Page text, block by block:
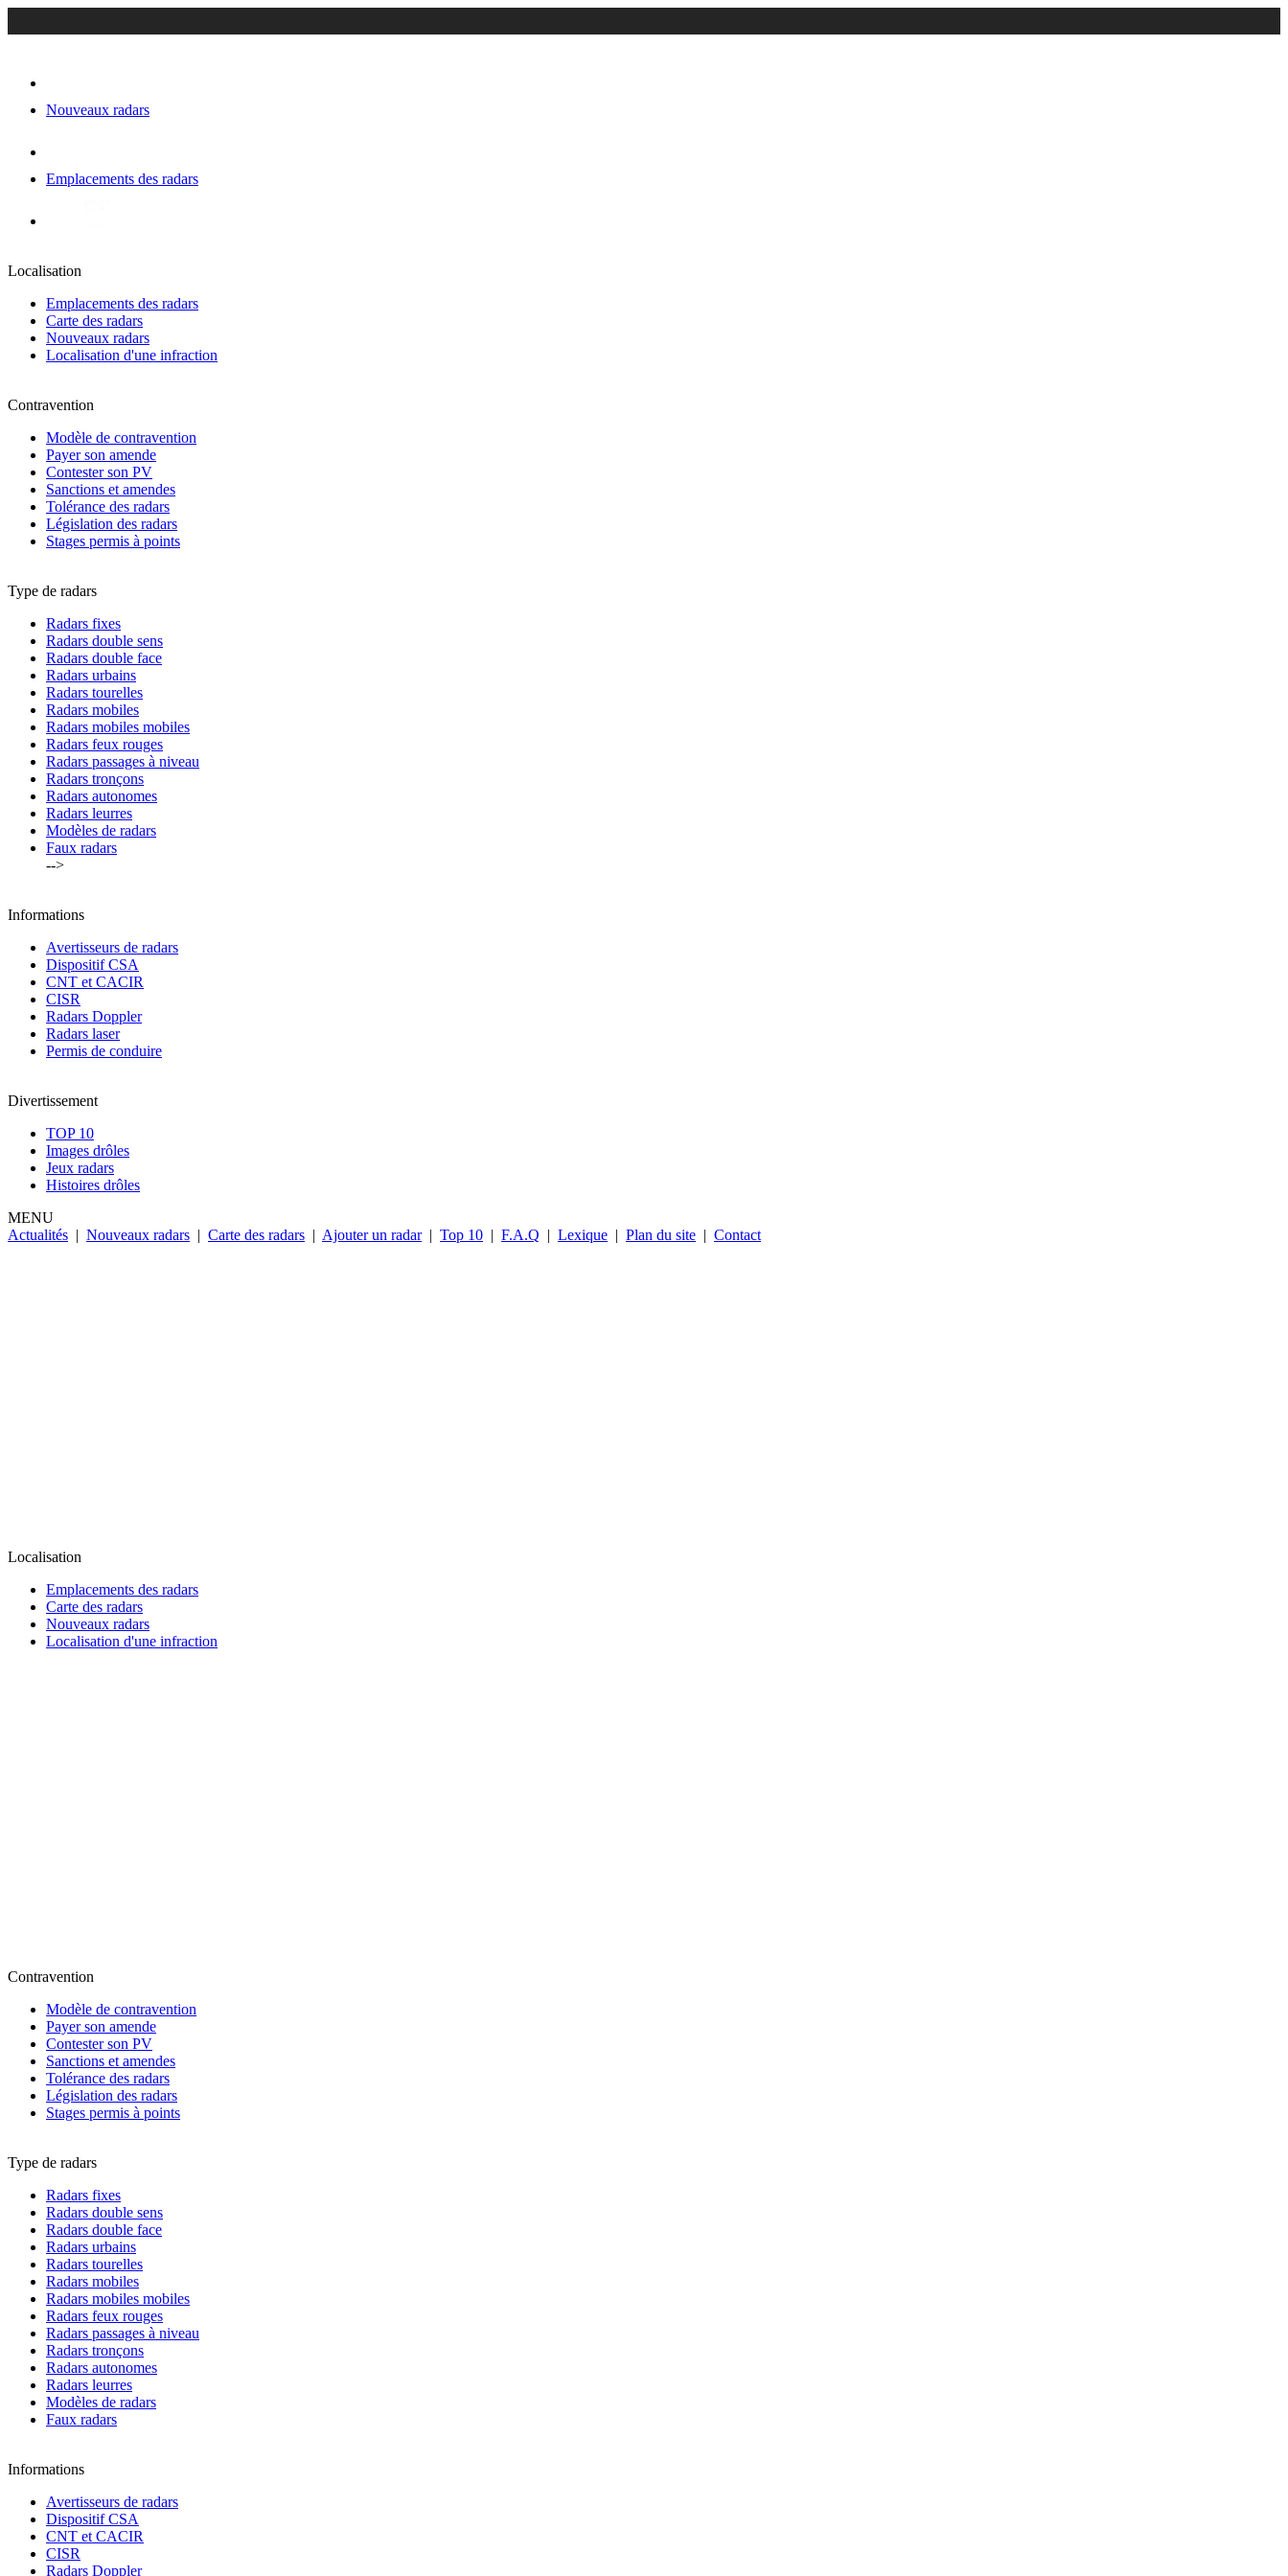
Nouveaux radars
Emplacements des radars
Localisation
Emplacements des radars
Carte des radars
Nouveaux radars
Localisation d'une infraction
Contravention
Modèle de contravention
Payer son amende
Contester son PV
Sanctions et amendes
Tolérance des radars
Législation des radars
Stages permis à points
Type de radars
Radars fixes
Radars double sens
Radars double face
Radars urbains
Radars tourelles
Radars mobiles
Radars mobiles mobiles
Radars feux rouges
Radars passages à niveau
Radars tronçons
Radars autonomes
Radars leurres
Modèles de radars
Faux radars
-->
Informations
Avertisseurs de radars
Dispositif CSA
CNT et CACIR
CISR
Radars Doppler
Radars laser
Permis de conduire
Divertissement
TOP 10
Images drôles
Jeux radars
Histoires drôles
MENU
Actualités | Nouveaux radars | Carte des radars | Ajouter un radar | Top 10 | F.A.Q | Lexique | Plan du site | Contact
Localisation
Emplacements des radars
Carte des radars
Nouveaux radars
Localisation d'une infraction
Contravention
Modèle de contravention
Payer son amende
Contester son PV
Sanctions et amendes
Tolérance des radars
Législation des radars
Stages permis à points
Type de radars
Radars fixes
Radars double sens
Radars double face
Radars urbains
Radars tourelles
Radars mobiles
Radars mobiles mobiles
Radars feux rouges
Radars passages à niveau
Radars tronçons
Radars autonomes
Radars leurres
Modèles de radars
Faux radars
Informations
Avertisseurs de radars
Dispositif CSA
CNT et CACIR
CISR
Radars Doppler